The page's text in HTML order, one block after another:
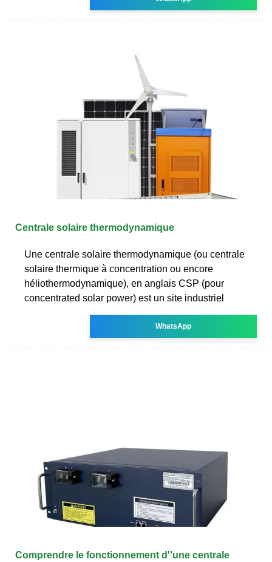
Centrale solaire thermodynamique
Une centrale solaire thermodynamique (ou centrale
solaire thermique à concentration ou encore
héliothermodynamique), en anglais CSP (pour
concentrated solar power) est un site industriel
WhatsApp
Comprendre le fonctionnement d''une centrale